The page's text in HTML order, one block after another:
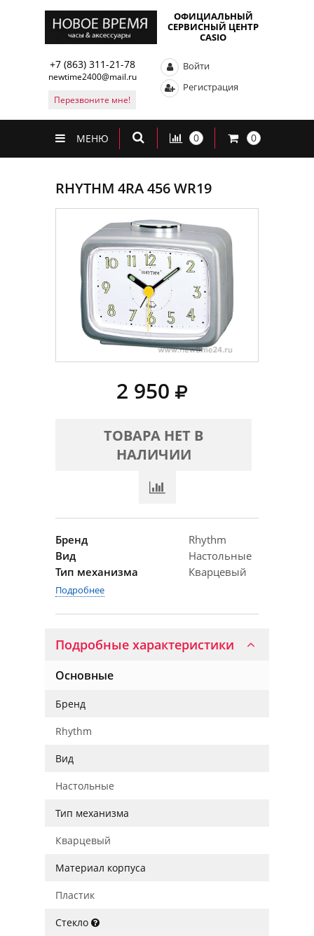
ОФИЦИАЛЬНЫЙ
СЕРВИСНЫЙ ЦЕНТР
CASIO
+7 (863) 311-21-78
newtime2400@mail.ru
Перезвоните мне!
Войти
Регистрация
МЕНЮ 0 0
RHYTHM 4RA 456 WR19
2 950
ТОВАРА НЕТ В
НАЛИЧИИ
Бренд
Rhythm
Вид
Настольные
Тип механизма
Кварцевый
Подробнее
Подробные характеристики
Основные
Бренд
Rhythm
Вид
Настольные
Тип механизма
Кварцевый
Материал корпуса
Пластик
Стекло